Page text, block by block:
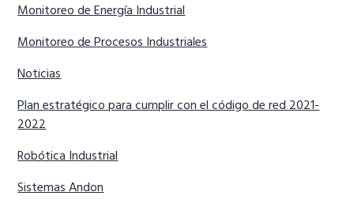
Monitoreo de Energía Industrial
Monitoreo de Procesos Industriales
Noticias
Plan estratégico para cumplir con el código de red 2021-
2022
Robótica Industrial
Sistemas Andon